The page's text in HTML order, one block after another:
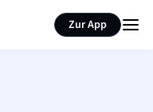
Zur App
Seite zusammenfassen